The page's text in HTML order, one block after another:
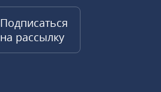
Подписаться
на рассылку